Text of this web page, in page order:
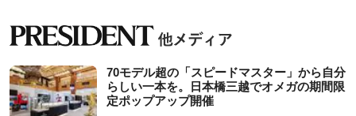
70モデル超の「スピードマスター」から自分
らしい一本を。日本橋三越でオメガの期間限
定ポップアップ開催